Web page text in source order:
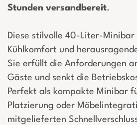
Stunden versandbereit.
Diese stilvolle 40-Liter-Minibar
Kühlkomfort und
Sie erfüllt die Anforderungen
Gäste und senkt die
Perfekt als kompakte Minibar
Platzierung oder
mitgelieferten